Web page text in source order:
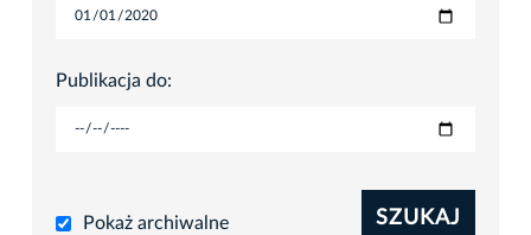
Publikacja do:
Pokaż archiwalne SZUKAJ